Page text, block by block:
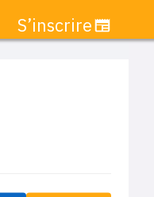
S’inscrire